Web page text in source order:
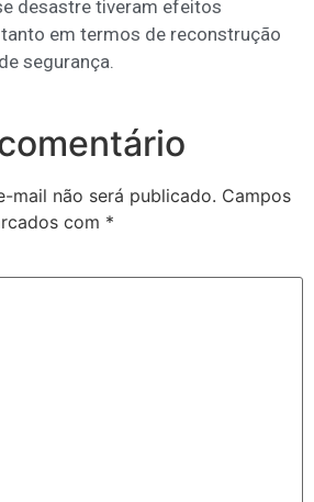
desastre tiveram efeitos
em termos de reconstrução
segurança.
mail não será publicado. Campos
com *